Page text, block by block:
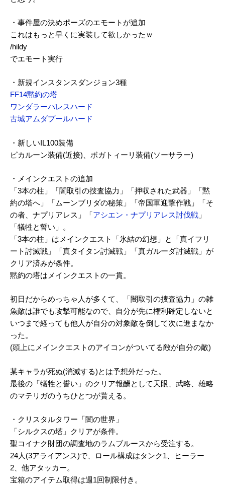
・事件屋の決めポーズのエモートが追加
これはもっと早くに実装して欲しかったｗ
/hildy
でエモート実行
・新規インスタンスダンジョン3種
FF14黙約の塔
ワンダラーパレスハード
古城アムダプールハード
・新しいIL100装備
ピカルーン装備(近接)、ボガトィーリ装備(ソーサラー)
・メインクエストの追加
「3本の柱」「闇取引の捜査協力」「押収された武器」「黙
約の塔へ」「ムーンブリダの秘策」「帝国軍迎撃作戦」「そ
の者、ナプリアレス」「 アシエン・ナプリアレス討伐戦 」
「犠牲と誓い」。
「3本の柱」はメインクエスト「氷結の幻想」と「真イフリ
ート討滅戦」「真タイタン討滅戦」「真ガルーダ討滅戦」が
クリア済みが条件。
黙約の塔はメインクエストの一貫。
初日だからめっちゃ人が多くて、「闇取引の捜査協力」の雑
魚敵は誰でも攻撃可能なので、自分が先に権利確定しないと
いつまで経っても他人が自分の対象敵を倒して次に進まなか
った。
(頭上にメインクエストのアイコンがついてる敵が自分の敵)
某キャラが死ぬ(消滅する)とは予想外だった。
最後の「犠牲と誓い」のクリア報酬として天眼、武略、雄略
のマテリガのうちひとつが貰える。
・クリスタルタワー「闇の世界」
「シルクスの塔」クリアが条件。
聖コイナク財団の調査地のラムブルースから受注する。
24人(3アライアンス)で、ロール構成はタンク1、ヒーラー
2、他アタッカー。
宝箱のアイテム取得は週1回制限付き。